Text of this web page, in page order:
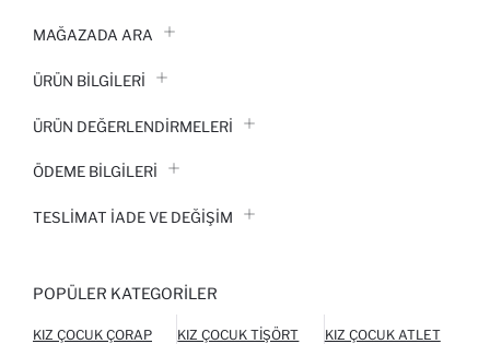
MAĞAZADA ARA
ÜRÜN BILGILERI
ÜRÜN DEĞERLENDİRMELERİ
ÖDEME BİLGİLERİ
TESLIMAT İADE VE DEĞIŞIM
POPÜLER KATEGORILER
KIZ ÇOCUK ÇORAP KIZ ÇOCUK TIŞÖRT KIZ ÇOCUK ATLET